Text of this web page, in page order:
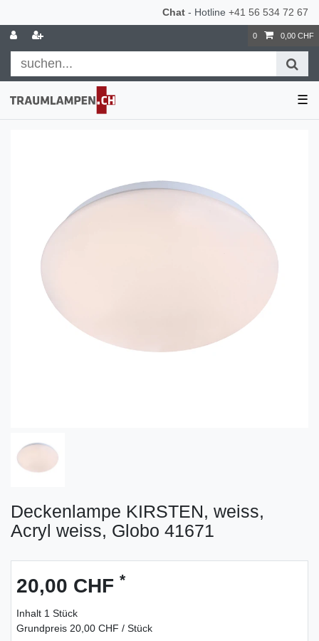
Chat - Hotline +41 56 534 72 67
0 0,00 CHF
☰
Deckenlampe KIRSTEN, weiss,
Acryl weiss, Globo 41671
20,00 CHF *
Inhalt 1 Stück
Grundpreis 20,00 CHF / Stück